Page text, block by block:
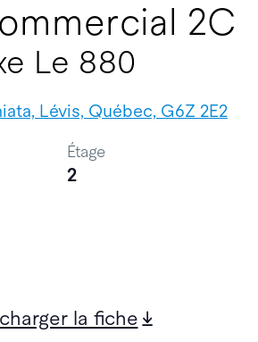
2C
Le 880
Lévis, Québec, G6Z 2E2
Étage
2
la fiche